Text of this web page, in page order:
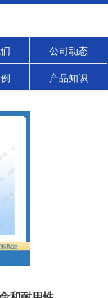
公司动态
产品知识